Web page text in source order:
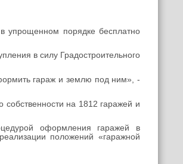
упрощенном порядке бесплатно
в силу Градостроительного
гараж и землю под ним», -
собственности на 1812 гаражей и
оформления гаражей в
положений «гаражной